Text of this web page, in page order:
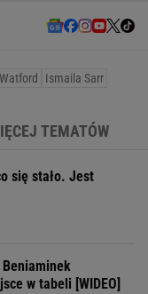
Watford Ismaila Sarr
TEMATÓW
się stało. Jest
w tabeli [WIDEO]